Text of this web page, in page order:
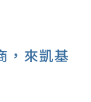
，來凱基